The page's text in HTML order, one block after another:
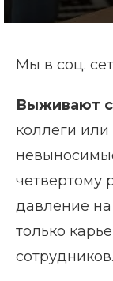
Мы в соц.
Выживают
коллеги или
четвертому
давление
только
сотрудников.